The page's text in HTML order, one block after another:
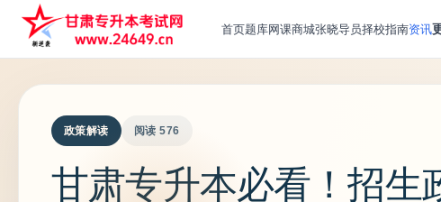
首页题库网课商城张晓导员择校指南资讯
政策解读 阅读 576
甘肃专升本必看！招生